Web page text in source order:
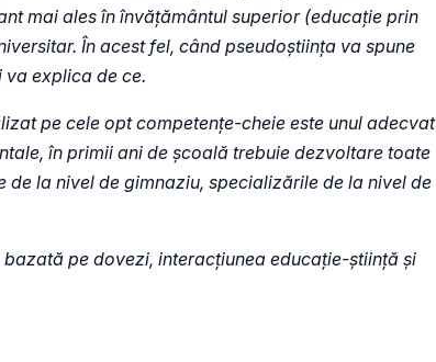
mai ales în învățământul superior (educație prin
În acest fel, când pseudoștiința va spune
va explica de ce.
pe cele opt competențe-cheie este unul adecvat
în primii ani de școală trebuie dezvoltare toate
la nivel de gimnaziu, specializările de la nivel de
pe dovezi, interacțiunea educație-știință și